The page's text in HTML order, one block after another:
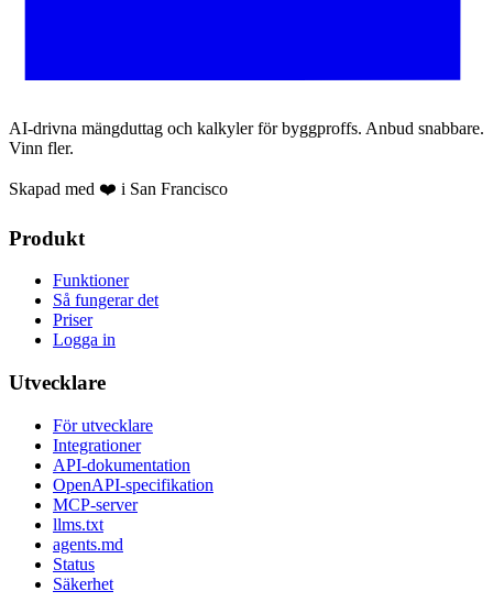
AI-drivna mängduttag och kalkyler för byggproffs. Anbud snabbare.
Vinn fler.
Skapad med ❤️ i San Francisco
Produkt
Funktioner
Så fungerar det
Priser
Logga in
Utvecklare
För utvecklare
Integrationer
API-dokumentation
OpenAPI-specifikation
MCP-server
llms.txt
agents.md
Status
Säkerhet